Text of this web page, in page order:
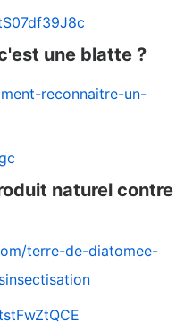
une blatte ?
reconnaitre-un-
naturel contre
terre-de-diatomee-